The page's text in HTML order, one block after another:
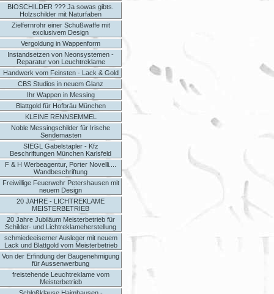
BIOSCHILDER ??? Ja sowas gibts.
Holzschilder mit Naturfaben
Zielfernrohr einer Schußwaffe mit
exclusivem Design
Vergoldung in Wappenform
Instandsetzen von Neonsystemen -
Reparatur von Leuchtreklame
Handwerk vom Feinsten - Lack & Gold
CBS Studios in neuem Glanz
Ihr Wappen in Messing
Blattgold für Hofbräu München
KLEINE RENNSEMMEL
Noble Messingschilder für Irische
Sendemasten
SIEGL Gabelstapler - Kfz
Beschriftungen München Karlsfeld
F & H Werbeagentur, Porter Novelli....
Wandbeschriftung
Freiwillige Feuerwehr Petershausen mit
neuem Design
20 JAHRE - LICHTREKLAME
MEISTERBETRIEB
20 Jahre Jubiläum Meisterbetrieb für
Schilder- und Lichtreklameherstellung
schmiedeeiserner Ausleger mit neuem
Lack und Blattgold vom Meisterbetrieb
Von der Erfindung der Baugenehmigung
für Aussenwerbung
freistehende Leuchtreklame vom
Meisterbetrieb